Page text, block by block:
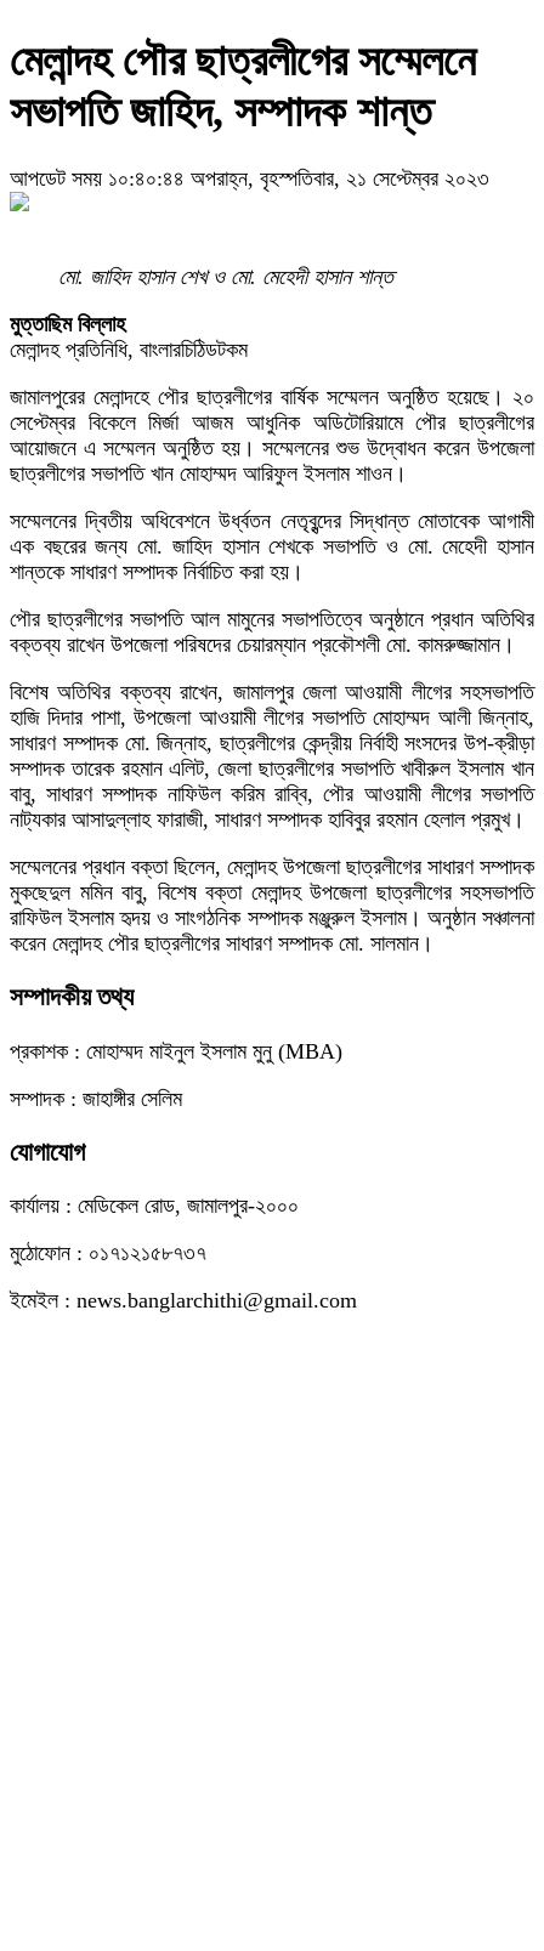
মেলান্দহ পৌর ছাত্রলীগের সম্মেলনে
সভাপতি জাহিদ, সম্পাদক শান্ত
আপডেট সময় ১০:৪০:৪৪ অপরাহ্ন, বৃহস্পতিবার, ২১ সেপ্টেম্বর ২০২৩
মো. জাহিদ হাসান শেখ ও মো. মেহেদী হাসান শান্ত
মুত্তাছিম বিল্লাহ
মেলান্দহ প্রতিনিধি, বাংলারচিঠিডটকম
জামালপুরের মেলান্দহে পৌর ছাত্রলীগের বার্ষিক সম্মেলন অনুষ্ঠিত হয়েছে। ২০
সেপ্টেম্বর বিকেলে মির্জা আজম আধুনিক অডিটোরিয়ামে পৌর ছাত্রলীগের
আয়োজনে এ সম্মেলন অনুষ্ঠিত হয়। সম্মেলনের শুভ উদ্বোধন করেন উপজেলা
ছাত্রলীগের সভাপতি খান মোহাম্মদ আরিফুল ইসলাম শাওন।
সম্মেলনের দ্বিতীয় অধিবেশনে উর্ধ্বতন নেতৃবৃন্দের সিদ্ধান্ত মোতাবেক আগামী
এক বছরের জন্য মো. জাহিদ হাসান শেখকে সভাপতি ও মো. মেহেদী হাসান
শান্তকে সাধারণ সম্পাদক নির্বাচিত করা হয়।
পৌর ছাত্রলীগের সভাপতি আল মামুনের সভাপতিত্বে অনুষ্ঠানে প্রধান অতিথির
বক্তব্য রাখেন উপজেলা পরিষদের চেয়ারম্যান প্রকৌশলী মো. কামরুজ্জামান।
বিশেষ অতিথির বক্তব্য রাখেন, জামালপুর জেলা আওয়ামী লীগের সহসভাপতি
হাজি দিদার পাশা, উপজেলা আওয়ামী লীগের সভাপতি মোহাম্মদ আলী জিন্নাহ,
সাধারণ সম্পাদক মো. জিন্নাহ, ছাত্রলীগের কেন্দ্রীয় নির্বাহী সংসদের উপ-ক্রীড়া
সম্পাদক তারেক রহমান এলিট, জেলা ছাত্রলীগের সভাপতি খাবীরুল ইসলাম খান
বাবু, সাধারণ সম্পাদক নাফিউল করিম রাব্বি, পৌর আওয়ামী লীগের সভাপতি
নাট্যকার আসাদুল্লাহ ফারাজী, সাধারণ সম্পাদক হাবিবুর রহমান হেলাল প্রমুখ।
সম্মেলনের প্রধান বক্তা ছিলেন, মেলান্দহ উপজেলা ছাত্রলীগের সাধারণ সম্পাদক
মুকছেদুল মমিন বাবু, বিশেষ বক্তা মেলান্দহ উপজেলা ছাত্রলীগের সহসভাপতি
রাফিউল ইসলাম হৃদয় ও সাংগঠনিক সম্পাদক মঞ্জুরুল ইসলাম। অনুষ্ঠান সঞ্চালনা
করেন মেলান্দহ পৌর ছাত্রলীগের সাধারণ সম্পাদক মো. সালমান।
সম্পাদকীয় তথ্য
প্রকাশক : মোহাম্মদ মাইনুল ইসলাম মুনু (MBA)
সম্পাদক : জাহাঙ্গীর সেলিম
যোগাযোগ
কার্যালয় : মেডিকেল রোড, জামালপুর-২০০০
মুঠোফোন : ০১৭১২১৫৮৭৩৭
ইমেইল : news.banglarchithi@gmail.com